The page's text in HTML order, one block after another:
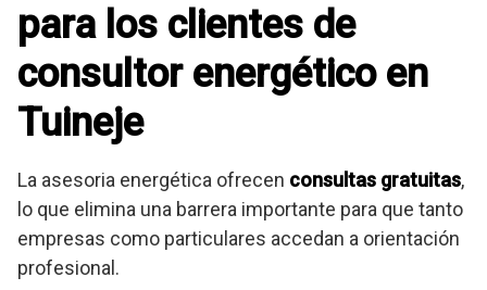
para los clientes de
consultor energético en
Tuineje
La asesoria energética ofrecen consultas gratuitas,
lo que elimina una barrera importante para que tanto
empresas como particulares accedan a orientación
profesional.